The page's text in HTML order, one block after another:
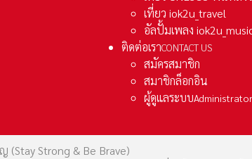
เที่ยว iok2u_travel
อัลปั้มเพลง
ติดต่อเราCONTACT US
สมัครสมาชิก
สมาชิกล็อกอิน
ผู้ดูแลระบบAdministrator
(Stay Strong & Be Brave)